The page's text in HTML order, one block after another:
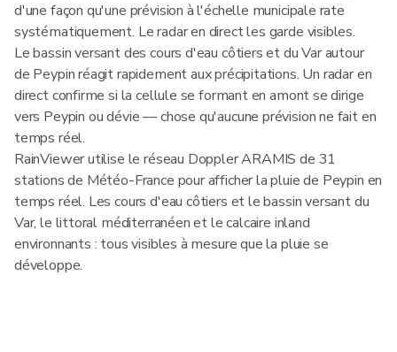
d'une façon qu'une prévision à l'échelle municipale rate
systématiquement. Le radar en direct les garde visibles.
Le bassin versant des cours d'eau côtiers et du Var autour
de Peypin réagit rapidement aux précipitations. Un radar en
direct confirme si la cellule se formant en amont se dirige
vers Peypin ou dévie — chose qu'aucune prévision ne fait en
temps réel.
RainViewer utilise le réseau Doppler ARAMIS de 31
stations de Météo-France pour afficher la pluie de Peypin en
temps réel. Les cours d'eau côtiers et le bassin versant du
Var, le littoral méditerranéen et le calcaire inland
environnants : tous visibles à mesure que la pluie se
développe.